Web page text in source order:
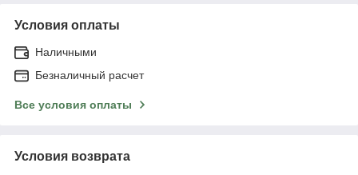
Условия оплаты
Наличными
Безналичный расчет
Все условия оплаты
Условия возврата